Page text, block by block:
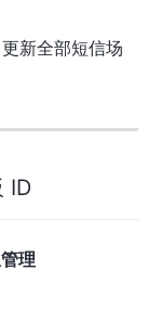
更新全部短信场
ID
理